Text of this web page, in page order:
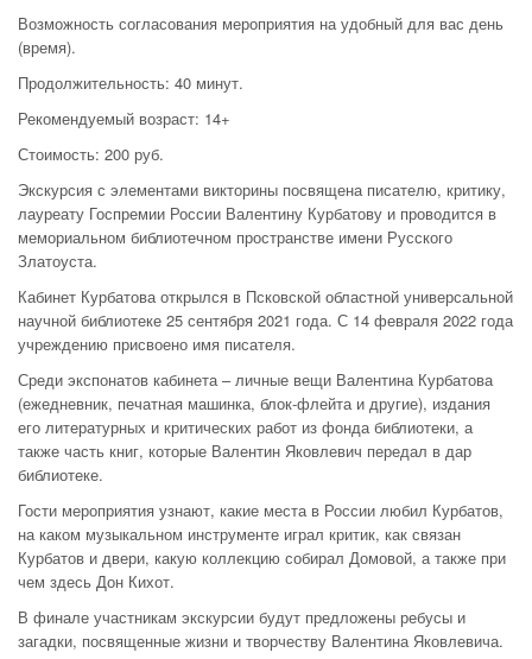
Возможность согласования мероприятия на удобный для вас день
(время).
Продолжительность: 40 минут.
Рекомендуемый возраст: 14+
Стоимость: 200 руб.
Экскурсия с элементами викторины посвящена писателю, критику,
лауреату Госпремии России Валентину Курбатову и проводится в
мемориальном библиотечном пространстве имени Русского
Златоуста.
Кабинет Курбатова открылся в Псковской областной универсальной
научной библиотеке 25 сентября 2021 года. С 14 февраля 2022 года
учреждению присвоено имя писателя.
Среди экспонатов кабинета – личные вещи Валентина Курбатова
(ежедневник, печатная машинка, блок-флейта и другие), издания
его литературных и критических работ из фонда библиотеки, а
также часть книг, которые Валентин Яковлевич передал в дар
библиотеке.
Гости мероприятия узнают, какие места в России любил Курбатов,
на каком музыкальном инструменте играл критик, как связан
Курбатов и двери, какую коллекцию собирал Домовой, а также при
чем здесь Дон Кихот.
В финале участникам экскурсии будут предложены ребусы и
загадки, посвященные жизни и творчеству Валентина Яковлевича.